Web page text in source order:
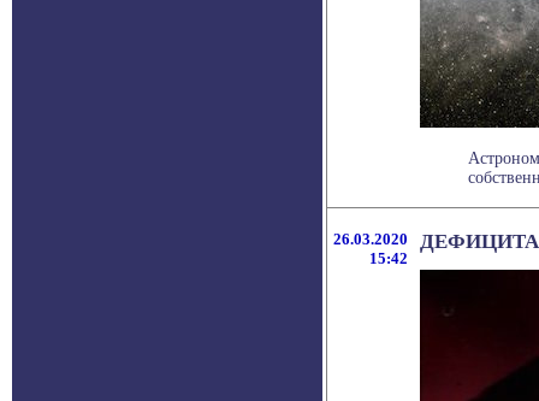
26.03.2020
15:42